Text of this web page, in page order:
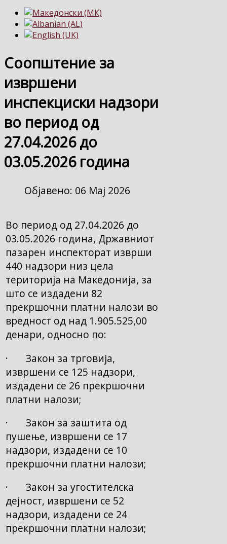
Соопштение за
извршени
инспекциски надзори
во период од
27.04.2026 до
03.05.2026 година
Објавено: 06 Мај 2026
Во период од 27.04.2026 до
03.05.2026 година, Државниот
пазарен инспекторат изврши
440 надзори низ цела
територија на Македонија, за
што се издадени 82
прекршочни платни налози во
вредност од над 1.905.525,00
денари, односно по:
· Закон за трговија,
извршени се 125 надзори,
издадени се 26 прекршочни
платни налози;
· Закон за заштита од
пушење, извршени се 17
надзори, издадени се 10
прекршочни платни налози;
· Закон за угостителска
дејност, извршени се 52
надзори, издадени се 24
прекршочни платни налози;